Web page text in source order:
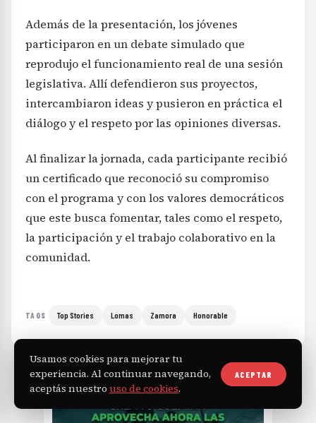
Además de la presentación, los jóvenes
participaron en un debate simulado que
reprodujo el funcionamiento real de una sesión
legislativa. Allí defendieron sus proyectos,
intercambiaron ideas y pusieron en práctica el
diálogo y el respeto por las opiniones diversas.
Al finalizar la jornada, cada participante recibió
un certificado que reconoció su compromiso
con el programa y con los valores democráticos
que este busca fomentar, tales como el respeto,
la participación y el trabajo colaborativo en la
comunidad.
TAGS Top Stories Lomas Zamora Honorable
Usamos cookies para mejorar tu
experiencia. Al continuar navegando,
aceptás nuestro uso de cookies.
ACEPTAR